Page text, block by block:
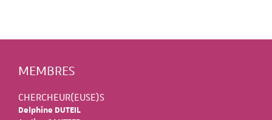
MEMBRES
CHERCHEUR(EUSE)S
Delphine DUTEIL